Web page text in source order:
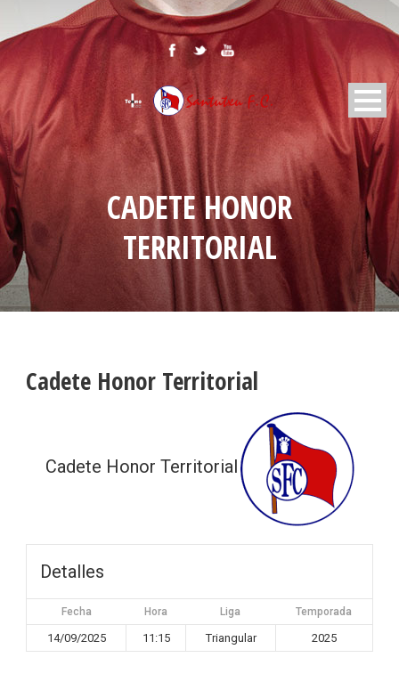
CADETE HONOR
TERRITORIAL
Cadete Honor Territorial
Cadete Honor Territorial
Detalles
Fecha Hora Liga Temporada
14/09/2025 11:15 Triangular 2025